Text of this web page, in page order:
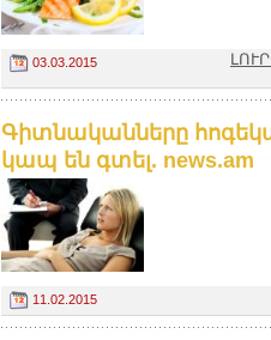
03.03.2015
Գիտնականները
կապ են գտել. news.am
11.02.2015